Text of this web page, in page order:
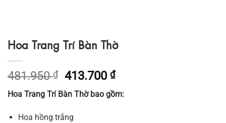
Hoa Trang Trí Bàn Thờ
481.950₫
Giá
gốc
là:
413.700₫Giá
tại
Hoa Trang Trí Bàn Thờ bao gồm:
Hoa hồng trắng